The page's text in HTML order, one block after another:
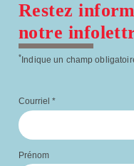
Restez
notre
*Indique un champ
Courriel *
Prénom